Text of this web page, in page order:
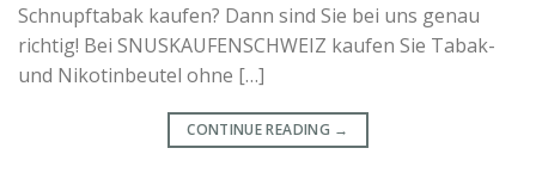
Schnupftabak kaufen? Dann sind Sie bei uns genau
richtig! Bei SNUSKAUFENSCHWEIZ kaufen Sie Tabak-
und Nikotinbeutel ohne […]
CONTINUE READING →